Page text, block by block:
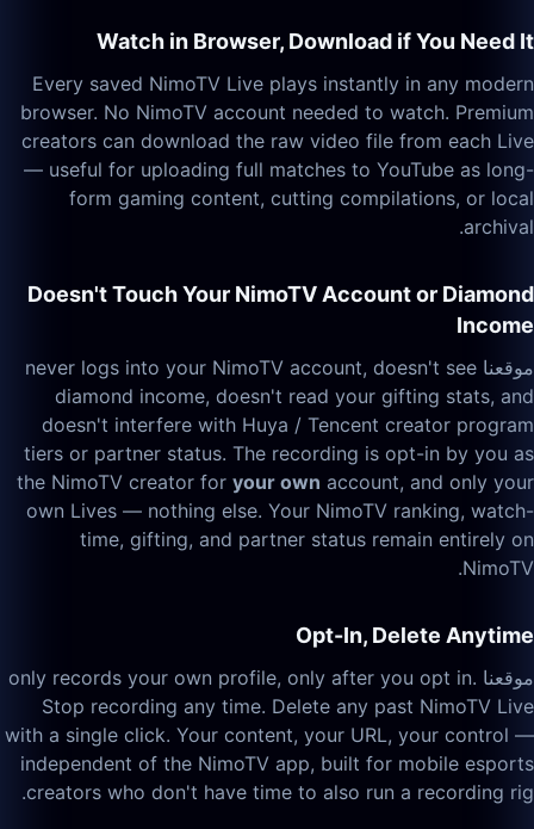
Watch in Browser, Download if You Need It
Every saved NimoTV Live plays instantly in any modern
browser. No NimoTV account needed to watch. Premium
creators can download the raw video file from each Live
— useful for uploading full matches to YouTube as long-
form gaming content, cutting compilations, or local
archival.
Doesn't Touch Your NimoTV Account or Diamond
Income
موقعنا never logs into your NimoTV account, doesn't see
diamond income, doesn't read your gifting stats, and
doesn't interfere with Huya / Tencent creator program
tiers or partner status. The recording is opt-in by you as
the NimoTV creator for your own account, and only your
own Lives — nothing else. Your NimoTV ranking, watch-
time, gifting, and partner status remain entirely on
NimoTV.
Opt-In, Delete Anytime
موقعنا only records your own profile, only after you opt in.
Stop recording any time. Delete any past NimoTV Live
with a single click. Your content, your URL, your control —
independent of the NimoTV app, built for mobile esports
creators who don't have time to also run a recording rig.